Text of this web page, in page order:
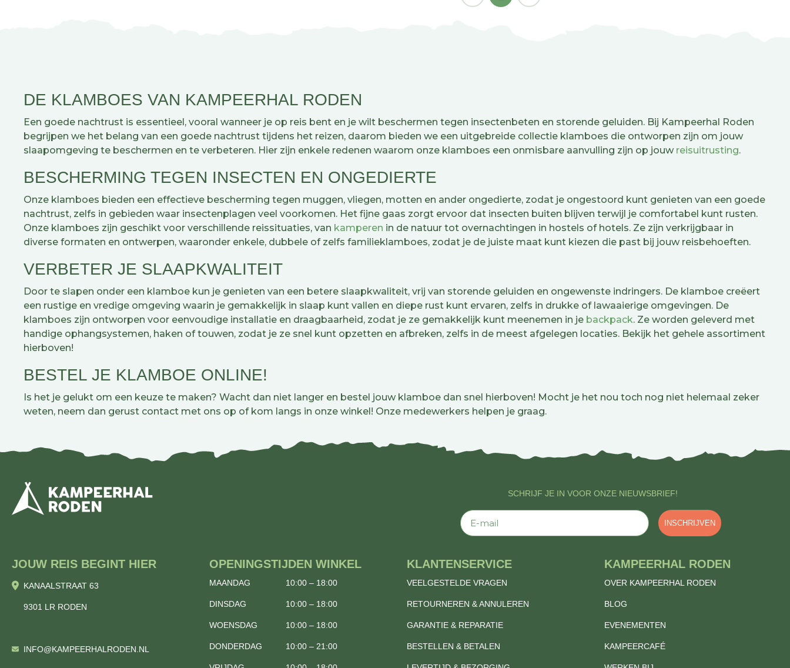
DE KLAMBOES VAN KAMPEERHAL RODEN
Een goede nachtrust is essentieel, vooral wanneer je op reis bent en je wilt beschermen tegen insectenbeten en storende geluiden. Bij Kampeerhal Roden
begrijpen we het belang van een goede nachtrust tijdens het reizen, daarom bieden we een uitgebreide collectie klamboes die ontworpen zijn om jouw
slaapomgeving te beschermen en te verbeteren. Hier zijn enkele redenen waarom onze klamboes een onmisbare aanvulling zijn op jouw reisuitrusting.
BESCHERMING TEGEN INSECTEN EN ONGEDIERTE
Onze klamboes bieden een effectieve bescherming tegen muggen, vliegen, motten en ander ongedierte, zodat je ongestoord kunt genieten van een goede
nachtrust, zelfs in gebieden waar insectenplagen veel voorkomen. Het fijne gaas zorgt ervoor dat insecten buiten blijven terwijl je comfortabel kunt rusten.
Onze klamboes zijn geschikt voor verschillende reissituaties, van kamperen in de natuur tot overnachtingen in hostels of hotels. Ze zijn verkrijgbaar in
diverse formaten en ontwerpen, waaronder enkele, dubbele of zelfs familieklamboes, zodat je de juiste maat kunt kiezen die past bij jouw reisbehoeften.
VERBETER JE SLAAPKWALITEIT
Door te slapen onder een klamboe kun je genieten van een betere slaapkwaliteit, vrij van storende geluiden en ongewenste indringers. De klamboe creëert
een rustige en vredige omgeving waarin je gemakkelijk in slaap kunt vallen en diepe rust kunt ervaren, zelfs in drukke of lawaaierige omgevingen. De
klamboes zijn ontworpen voor eenvoudige installatie en draagbaarheid, zodat je ze gemakkelijk kunt meenemen in je backpack. Ze worden geleverd met
handige ophangsystemen, haken of touwen, zodat je ze snel kunt opzetten en afbreken, zelfs in de meest afgelegen locaties. Bekijk het gehele assortiment
hierboven!
BESTEL JE KLAMBOE ONLINE!
Is het je gelukt om een keuze te maken? Wacht dan niet langer en bestel jouw klamboe dan snel hierboven! Mocht je het nou toch nog niet helemaal zeker
weten, neem dan gerust contact met ons op of kom langs in onze winkel! Onze medewerkers helpen je graag.
SCHRIJF JE IN VOOR ONZE NIEUWSBRIEF!
E-mail
INSCHRIJVEN
JOUW REIS BEGINT HIER
KANAALSTRAAT 63
9301 LR RODEN
INFO@KAMPEERHALRODEN.NL
OPENINGSTIJDEN WINKEL
MAANDAG 10:00 – 18:00
DINSDAG 10:00 – 18:00
WOENSDAG 10:00 – 18:00
DONDERDAG 10:00 – 21:00
KLANTENSERVICE
VEELGESTELDE VRAGEN
RETOURNEREN & ANNULEREN
GARANTIE & REPARATIE
BESTELLEN & BETALEN
KAMPEERHAL RODEN
OVER KAMPEERHAL RODEN
BLOG
EVENEMENTEN
KAMPEERCAFÉ